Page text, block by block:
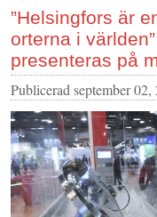
”Helsingfors är
orterna i
presenteras på
Publicerad september 02,